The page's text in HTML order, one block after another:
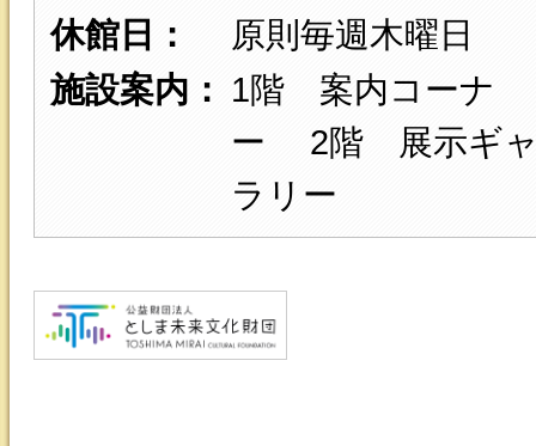
休館日：
原則毎週木曜日
施設案内： 1階 案内コーナ
ー 2階 展示ギ
ラリー